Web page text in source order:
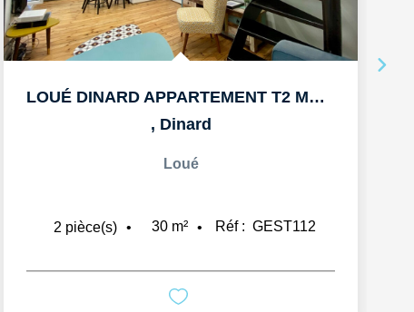
LOUÉ DINARD APPARTEMENT T2 MEUBLE DE 30M2
, Dinard
Loué
2 pièce(s) 30 m² Réf : GEST112